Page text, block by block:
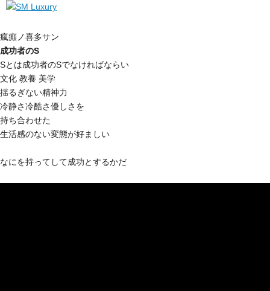
瘋癲ノ喜多サン
成功者のS
Sとは成功者のSでなければならい
文化 教養 美学
揺るぎない精神力
冷静さ冷酷さ優しさを
持ち合わせた
生活感のない変態が好ましい
なにを持ってして成功とするかだ